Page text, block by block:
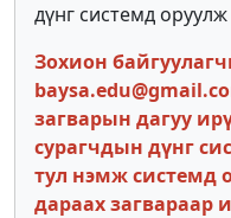
дүнг системд
Зохион
загварын дагуу
сурагчдын дүнг
тул нэмж системд
дараах загвараар